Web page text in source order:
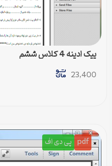
پیک ادینه 4 کلاس ششم
23,400
pdf پی دی اف